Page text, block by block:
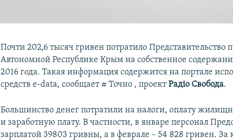
Почти 202,6 тысяч гривен потратило Представительство
Автономной Республике Крым на собственное
2016 года. Такая информация содержится на портале
средств e-data, сообщает # Точно , проектРадіо Свобода.
Большинство денег потратили на налоги, оплату
и заработную плату. В частности, в январе персонал
зарплатой 39803 гривны, а в феврале – 54 828 гривен.